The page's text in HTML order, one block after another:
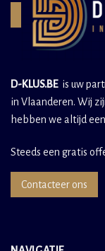
D-KLUS.BEis uw
in Vlaanderen. Wij
hebben we altijd
Steeds een gratis
Contacteer ons